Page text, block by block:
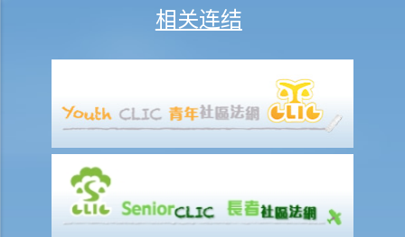
4.债权人会议之过程是怎样？
5. 如M小姐之 IVA建议书获通过，她需要承担甚么责任？
6. 债权人会议中之议决能否被推翻？
7. 于IVA之执行期间，M小姐可否避免面对破产诉讼？
公司清盘
相关连结